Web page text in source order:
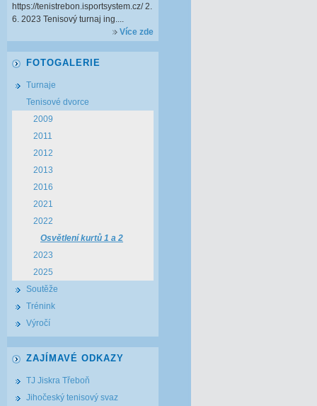
https://tenistrebon.isportsystem.cz/ 2.
6. 2023 Tenisový turnaj ing....
Více zde
FOTOGALERIE
Turnaje
Tenisové dvorce
2009
2011
2012
2013
2016
2021
2022
Osvětlení kurtů 1 a 2
2023
2025
Soutěže
Trénink
Výročí
ZAJÍMAVÉ ODKAZY
TJ Jiskra Třeboň
Jihočeský tenisový svaz